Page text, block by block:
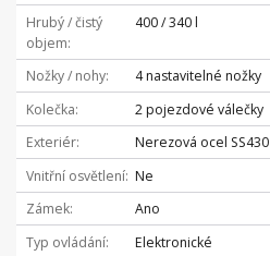
Hrubý / čistý
objem
400 / 340 l
Nožky / nohy
4 nastavitelné nožky
Kolečka
2 pojezdové válečky
Exteriér
Nerezová ocel SS430
Vnitřní osvětlení Ne
Zámek
Ano
Typ ovládání
Elektronické